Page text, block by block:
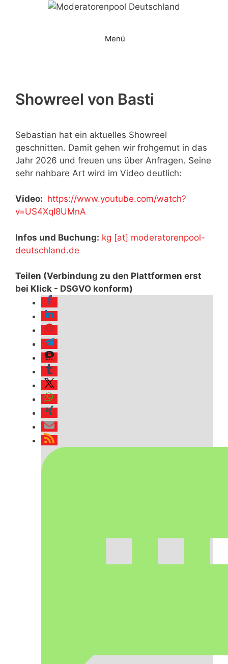
Menü
Showreel von Basti
Sebastian hat ein aktuelles Showreel
geschnitten. Damit gehen wir frohgemut in das
Jahr 2026 und freuen uns über Anfragen. Seine
sehr nahbare Art wird im Video deutlich:
Video: https://www.youtube.com/watch?
v=US4XqI8UMnA
Infos und Buchung: kg [at] moderatorenpool-
deutschland.de
Teilen (Verbindung zu den Plattformen erst
bei Klick - DSGVO konform)